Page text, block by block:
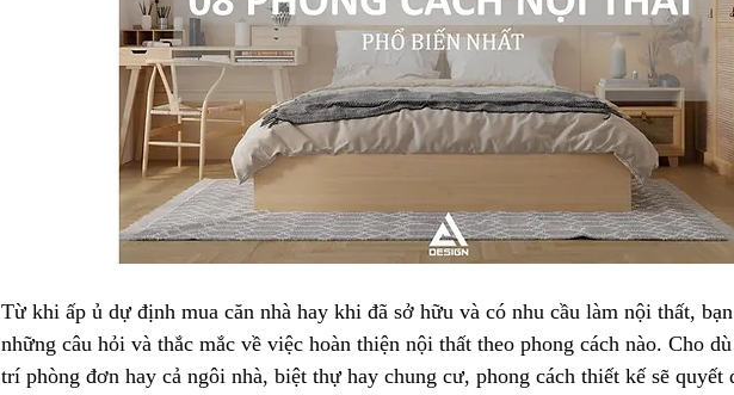
Từ khi ấp ủ dự định mua căn nhà hay khi đã sở hữu và có nhu cầu làm nội thất,
những câu hỏi và thắc mắc về việc hoàn thiện nội thất theo phong cách nào. Cho
trí phòng đơn hay cả ngôi nhà, biệt thự hay chung cư, phong cách thiết kế sẽ